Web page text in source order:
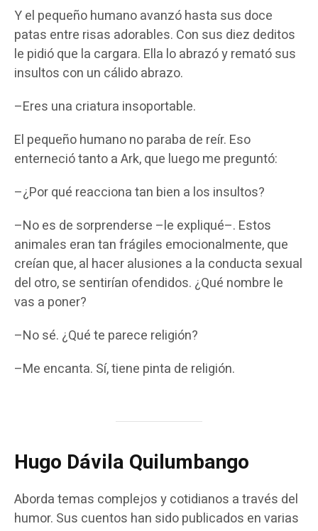
Y el pequeño humano avanzó hasta sus doce
patas entre risas adorables. Con sus diez deditos
le pidió que la cargara. Ella lo abrazó y remató sus
insultos con un cálido abrazo.
–Eres una criatura insoportable.
El pequeño humano no paraba de reír. Eso
enterneció tanto a Ark, que luego me preguntó:
–¿Por qué reacciona tan bien a los insultos?
–No es de sorprenderse –le expliqué–. Estos
animales eran tan frágiles emocionalmente, que
creían que, al hacer alusiones a la conducta sexual
del otro, se sentirían ofendidos. ¿Qué nombre le
vas a poner?
–No sé. ¿Qué te parece religión?
–Me encanta. Sí, tiene pinta de religión.
Hugo Dávila Quilumbango
Aborda temas complejos y cotidianos a través del
humor. Sus cuentos han sido publicados en varias